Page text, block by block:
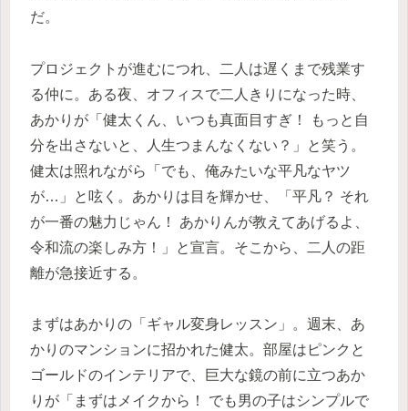
だ。
プロジェクトが進むにつれ、二人は遅くまで残業す
る仲に。ある夜、オフィスで二人きりになった時、
あかりが「健太くん、いつも真面目すぎ！ もっと自
分を出さないと、人生つまんなくない？」と笑う。
健太は照れながら「でも、俺みたいな平凡なヤツ
が…」と呟く。あかりは目を輝かせ、「平凡？ それ
が一番の魅力じゃん！ あかりんが教えてあげるよ、
令和流の楽しみ方！」と宣言。そこから、二人の距
離が急接近する。
まずはあかりの「ギャル変身レッスン」。週末、あ
かりのマンションに招かれた健太。部屋はピンクと
ゴールドのインテリアで、巨大な鏡の前に立つあか
りが「まずはメイクから！ でも男の子はシンプルで